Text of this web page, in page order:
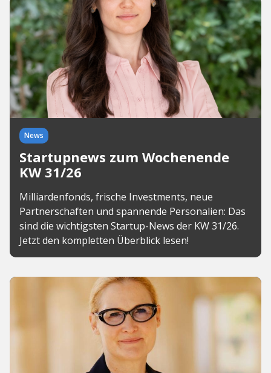
News
Startupnews zum Wochenende
KW 31/26
Milliardenfonds, frische Investments, neue
Partnerschaften und spannende Personalien: Das
sind die wichtigsten Startup-News der KW 31/26.
Jetzt den kompletten Überblick lesen!